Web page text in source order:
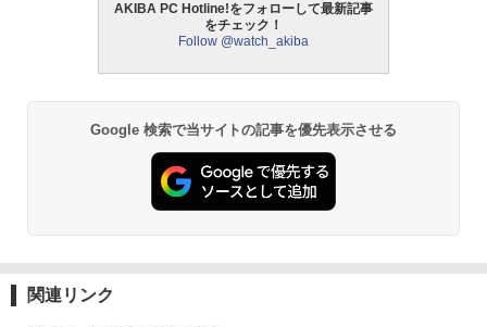
AKIBA PC Hotline!をフォローして最新記事
をチェック！
Follow @watch_akiba
Google 検索で当サイトの記事を優先表示させる
関連リンク